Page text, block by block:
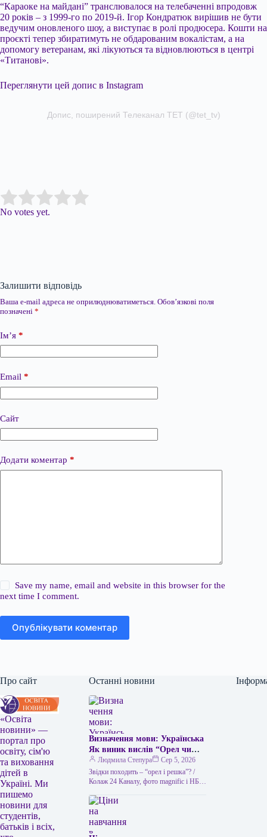
“Караоке на майдані” транслювалося на телебаченні впродовж
20 років – з 1999-го по 2019-й. Ігор Кондратюк вирішив не бути
ведучим оновленого шоу, а виступає в ролі продюсера. Кошти на
проєкті тепер збиратимуть не обдарованим вокалістам, а на
допомогу ветеранам, які лікуються та відновлюються в центрі
«Титанові».
Переглянути цей допис в Instagram
Допис, поширений Телеканал ТЕТ (@tet_tv)
Rate this item:
No votes yet.
Залишити відповідь
Ваша e-mail адреса не оприлюднюватиметься. Обов’язкові поля
позначені *
Ім’я *
Email *
Сайт
Додати коментар *
Save my name, email and website in this browser for the
next time I comment.
Опублікувати коментар
Про сайт
«Освіта
новини» —
портал про
освіту, сім'ю
та виховання
дітей в
Україні. Ми
пишемо
новини для
студентів,
батьків і всіх,
Останні новини
Визначення мови: Українська
Як виник вислів “Орел чи
решка” та чим його можна
замінити в українській мові
“Орел чи решка” – це
використовується для
позначення випадкового
вибору або вирішення
Людмила Степура
Сер 5, 2026
Звідки походить – “орел і решка”? /
Колаж 24 Каналу, фото magnific і НБУ
ухвалити…